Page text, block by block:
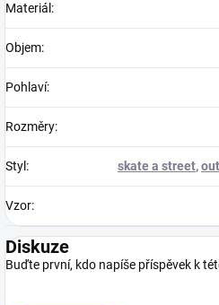
Materiál :
Objem:
Pohlaví:
Rozměry:
Styl : skate a street,
Vzor:
Diskuze
Buďte první, kdo napíše příspěvek k